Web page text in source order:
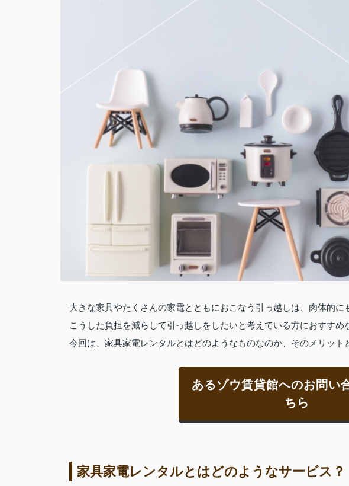
大きな家具やたくさんの家電とともにおこなう引っ越しは、肉体的に
こうした負担を減らして引っ越しをしたいと考えている方におすすめ
今回は、家具家電レンタルとはどのようなものなのか、そのメリット
あるゾウ賃貸館へのお問い
ちら
家具家電レンタルとはどのようなサービス？